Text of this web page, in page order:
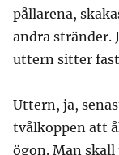
pållarena,
andra stränder.
uttern sitter
Uttern, ja,
tvålkoppen att
ögon. Man